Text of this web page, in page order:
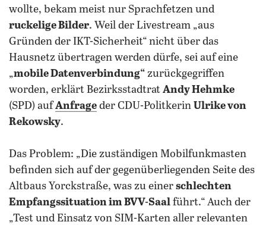
wollte, bekam meist nur Sprachfetzen und
ruckelige Bilder. Weil der Livestream „aus
Gründen der IKT-Sicherheit“ nicht über das
Hausnetz übertragen werden dürfe, sei auf eine
„mobile Datenverbindung“ zurückgegriffen
worden, erklärt Bezirksstadtrat Andy Hehmke
(SPD) aufAnfrage der CDU-Politkerin Ulrike von
Rekowsky.
Das Problem: „Die zuständigen Mobilfunkmasten
befinden sich auf der gegenüberliegenden Seite des
Altbaus Yorckstraße, was zu einer schlechten
Empfangssituation im BVV-Saal führt.“ Auch der
„Test und Einsatz von SIM-Karten aller relevanten